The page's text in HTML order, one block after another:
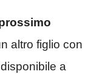
altro figlio con
a